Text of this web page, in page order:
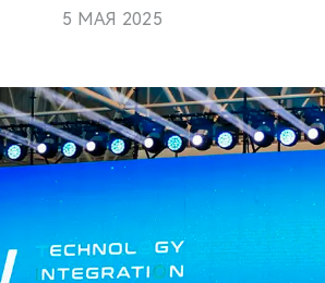
5 МАЯ 2025